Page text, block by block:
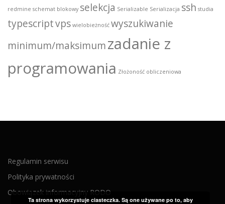
redmine schemat blokowy selekcja Serializable Serializacja ssh studia
typescriptvps wielobieżność wyszukiwanie
minimum/maksimumzadanie z
programowania Złożoność obliczeniowa
Regulamin serwisu
Polityka prywatności
Obowiązek informacyjny RODO
Ta strona wykorzystuje ciasteczka. Są one używane po to, aby